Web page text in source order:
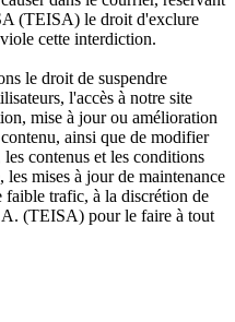
(TEISA) le droit d'exclure
cette interdiction.
le droit de suspendre
l'accès à notre site
mise à jour ou amélioration
ainsi que de modifier
contenus et les conditions
les mises à jour de maintenance
faible trafic, à la discrétion de
(TEISA) pour le faire à tout